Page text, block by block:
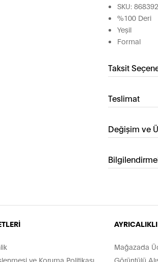
SKU:
%100 Deri
Yeşil
Formal
Taksit
Teslimat
Değişim ve
ve Koruma Politikası
Mağazada
Görüntülü